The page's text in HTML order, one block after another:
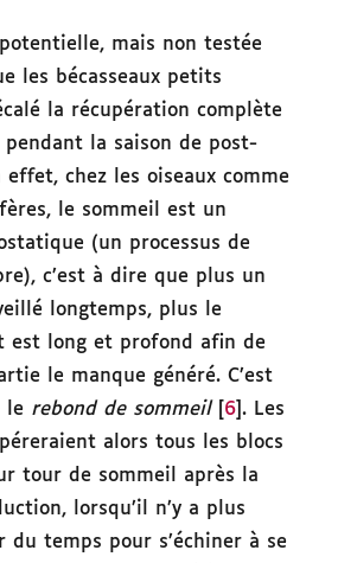
mais non testée
les bécasseaux petits
la récupération complète
la saison de post-
effet, chez les oiseaux comme
le sommeil est un
(un processus de
c’est à dire que plus un
longtemps, plus le
est long et profond afin de
le manque généré. C’est
le rebond de sommeil 6 ]. Les
alors tous les blocs
tour de sommeil après la
lorsqu’il n’y a plus
du temps pour s’échiner à se